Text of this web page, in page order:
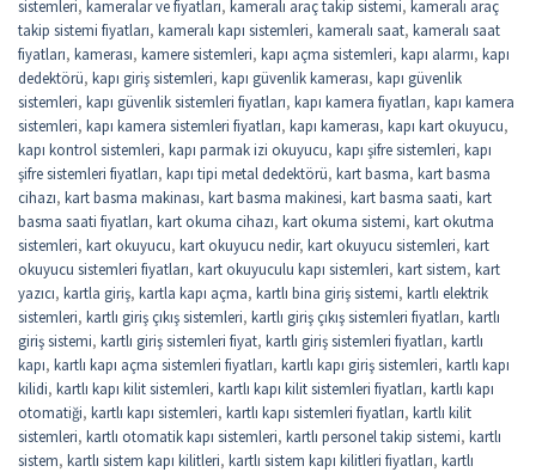
sistemleri, kameralar ve fiyatları, kameralı araç takip sistemi, kameralı araç
takip sistemi fiyatları, kameralı kapı sistemleri, kameralı saat, kameralı saat
fiyatları, kamerası, kamere sistemleri, kapı açma sistemleri, kapı alarmı, kapı
dedektörü, kapı giriş sistemleri, kapı güvenlik kamerası, kapı güvenlik
sistemleri, kapı güvenlik sistemleri fiyatları, kapı kamera fiyatları, kapı kamera
sistemleri, kapı kamera sistemleri fiyatları, kapı kamerası, kapı kart okuyucu,
kapı kontrol sistemleri, kapı parmak izi okuyucu, kapı şifre sistemleri, kapı
şifre sistemleri fiyatları, kapı tipi metal dedektörü, kart basma, kart basma
cihazı, kart basma makinası, kart basma makinesi, kart basma saati, kart
basma saati fiyatları, kart okuma cihazı, kart okuma sistemi, kart okutma
sistemleri, kart okuyucu, kart okuyucu nedir, kart okuyucu sistemleri, kart
okuyucu sistemleri fiyatları, kart okuyuculu kapı sistemleri, kart sistem, kart
yazıcı, kartla giriş, kartla kapı açma, kartlı bina giriş sistemi, kartlı elektrik
sistemleri, kartlı giriş çıkış sistemleri, kartlı giriş çıkış sistemleri fiyatları, kartlı
giriş sistemi, kartlı giriş sistemleri fiyat, kartlı giriş sistemleri fiyatları, kartlı
kapı, kartlı kapı açma sistemleri fiyatları, kartlı kapı giriş sistemleri, kartlı kapı
kilidi, kartlı kapı kilit sistemleri, kartlı kapı kilit sistemleri fiyatları, kartlı kapı
otomatiği, kartlı kapı sistemleri, kartlı kapı sistemleri fiyatları, kartlı kilit
sistemleri, kartlı otomatik kapı sistemleri, kartlı personel takip sistemi, kartlı
sistem, kartlı sistem kapı kilitleri, kartlı sistem kapı kilitleri fiyatları, kartlı